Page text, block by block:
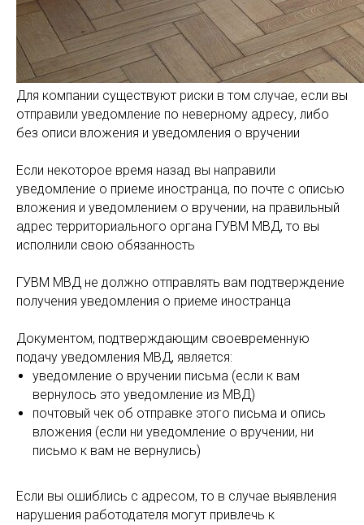
Для компании существуют риски в том случае, если вы
отправили уведомление по неверному адресу, либо
без описи вложения и уведомления о вручении
Если некоторое время назад вы направили
уведомление о приеме иностранца, по почте с описью
вложения и уведомлением о вручении, на правильный
адрес территориального органа ГУВМ МВД, то вы
исполнили свою обязанность
ГУВМ МВД не должно отправлять вам подтверждение
получения уведомления о приеме иностранца
Документом, подтверждающим своевременную
подачу уведомления МВД, является:
уведомление о вручении письма (если к вам
вернулось это уведомление из МВД)
почтовый чек об отправке этого письма и опись
вложения (если ни уведомление о вручении, ни
письмо к вам не вернулись)
Если вы ошиблись с адресом, то в случае выявления
нарушения работодателя могут привлечь к